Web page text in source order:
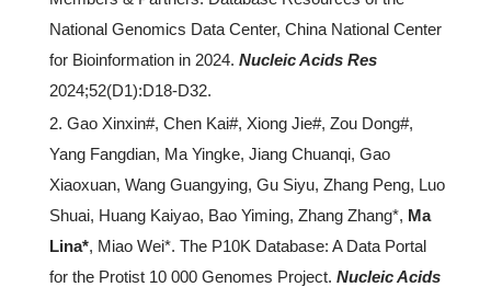
National Genomics Data Center, China National Center
for Bioinformation in 2024. Nucleic Acids Res
2024;52(D1):D18-D32.
2. Gao Xinxin#, Chen Kai#, Xiong Jie#, Zou Dong#,
Yang Fangdian, Ma Yingke, Jiang Chuanqi, Gao
Xiaoxuan, Wang Guangying, Gu Siyu, Zhang Peng, Luo
Shuai, Huang Kaiyao, Bao Yiming, Zhang Zhang*, Ma
Lina*, Miao Wei*. The P10K Database: A Data Portal
for the Protist 10 000 Genomes Project. Nucleic Acids